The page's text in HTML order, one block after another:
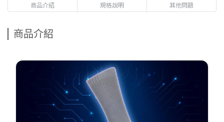
商品介紹 規格說明 其他問題
商品介紹